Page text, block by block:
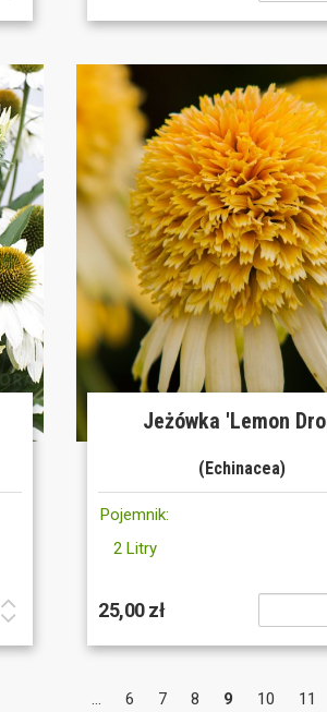
Jeżówka 'Lemon
(Echinacea)
Pojemnik:
2 Litry
25,00 zł
... 6 7 8 9 10 11